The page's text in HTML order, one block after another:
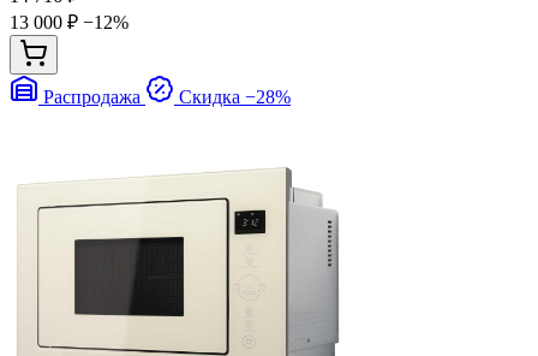
13 000 ₽ −12%
Распродажа Скидка −28%